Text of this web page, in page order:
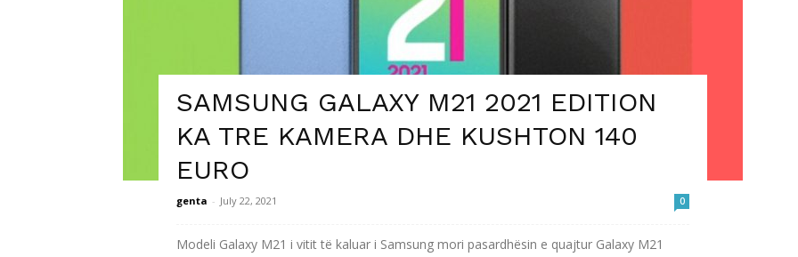
SAMSUNG GALAXY M21 2021 EDITION
KA TRE KAMERA DHE KUSHTON 140
EURO
genta - July 22, 2021 0
Modeli Galaxy M21 i vitit të kaluar i Samsung mori pasardhësin e quajtur Galaxy M21